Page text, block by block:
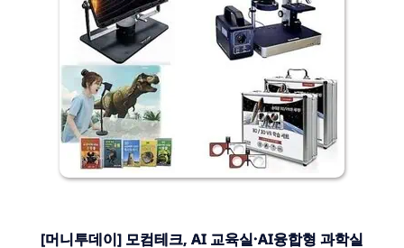
[머니투데이] 모컴테크, AI 교육실·AI융합형 과학실